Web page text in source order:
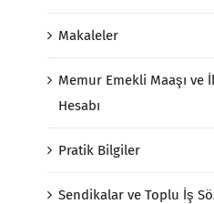
Makaleler
Memur Emekli Maaşı ve
Hesabı
Pratik Bilgiler
Sendikalar ve Toplu İş